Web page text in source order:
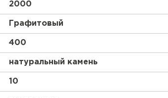
2000
Графитовый
400
натуральный камень
10